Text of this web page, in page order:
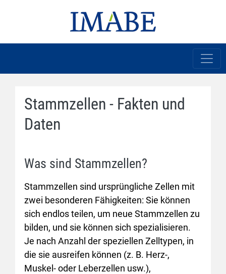
Stammzellen - Fakten und
Daten
Was sind Stammzellen?
Stammzellen sind ursprüngliche Zellen mit
zwei besonderen Fähigkeiten: Sie können
sich endlos teilen, um neue Stammzellen zu
bilden, und sie können sich spezialisieren.
Je nach Anzahl der speziellen Zelltypen, in
die sie ausreifen können (z. B. Herz-,
Muskel- oder Leberzellen usw.),